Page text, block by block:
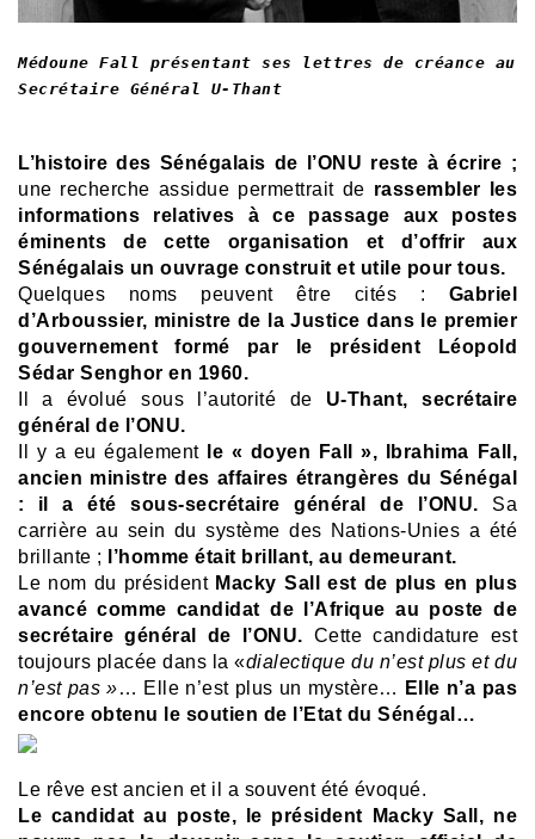
Médoune Fall présentant ses lettres de créance au
Secrétaire Général U-Thant
L’histoire des Sénégalais de l’ONU reste à écrire ;
une recherche assidue permettrait de rassembler les
informations relatives à ce passage aux postes
éminents de cette organisation et d’offrir aux
Sénégalais un ouvrage construit et utile pour tous.
Quelques noms peuvent être cités : Gabriel
d’Arboussier, ministre de la Justice dans le premier
gouvernement formé par le président Léopold
Sédar Senghor en 1960.
Il a évolué sous l’autorité de U-Thant, secrétaire
général de l’ONU.
Il y a eu également
le « doyen Fall », Ibrahima Fall,
ancien ministre des affaires étrangères du Sénégal
:
il a été sous-secrétaire général de l’ONU. Sa
carrière au sein du système des Nations-Unies a été
brillante ;
l’homme était brillant, au demeurant.
Le nom du président Macky Sall est de plus en plus
avancé comme candidat de l’Afrique au poste de
secrétaire général de l’ONU. Cette candidature est
toujours placée dans la «dialectique du n’est plus et du
n’est pas »… Elle n’est plus un mystère…
Elle n’a pas
encore obtenu le soutien de l’Etat du Sénégal…
Le rêve est ancien et il a souvent été évoqué.
Le candidat au poste, le président Macky Sall, ne